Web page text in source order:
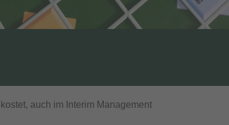
auch im Interim Management